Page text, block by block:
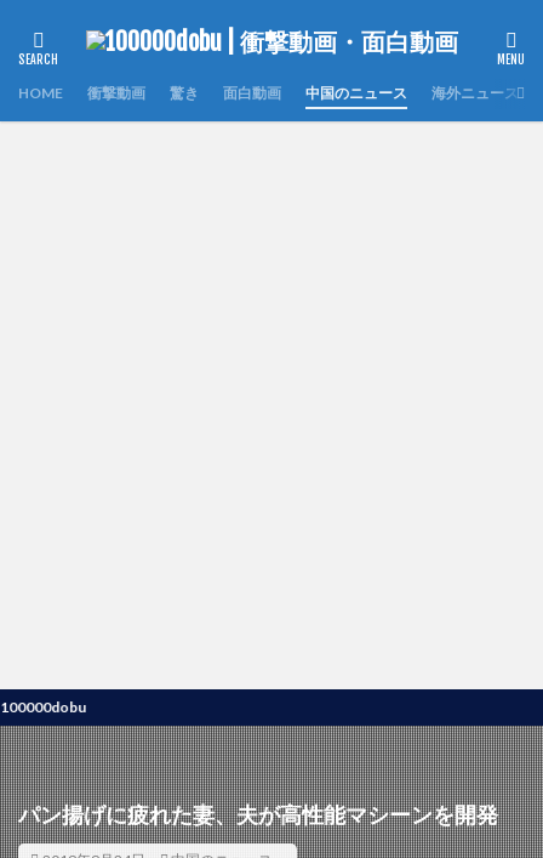
HOME 衝撃動画 驚き 面白動画 中国のニュース 海外ニュース
パン揚げに疲れた妻、夫が高性能マシーンを開発